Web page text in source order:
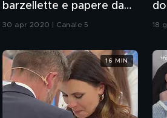
barzellette e papere da
Nazionale
30 apr 2020 | Canale 5 18
16 MIN